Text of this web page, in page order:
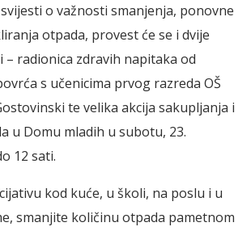
o važnosti smanjenja, ponovne
otpada, provest će se i dvije
– radionica zdravih napitaka od
s učenicima prvog razreda OŠ
te velika akcija sakupljanja i
u Domu mladih u subotu, 23.
12 sati.
kod kuće, u školi, na poslu i u
smanjite količinu otpada pametnom